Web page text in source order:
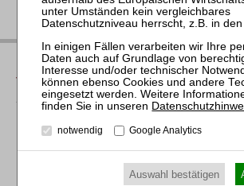
Das bieten Ihnen unsere
Veranstaltungen
Online-Fortbildungen
unserem Online-Seminar
notwendig Google Analytics
Auswahl bestätigen